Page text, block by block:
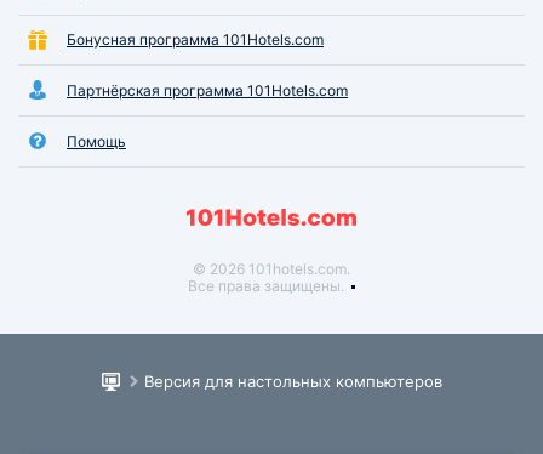
Бонусная программа 101Hotels.com
Партнёрская программа 101Hotels.com
Помощь
© 2026 101hotels.com.
Все права защищены.
Версия для настольных компьютеров